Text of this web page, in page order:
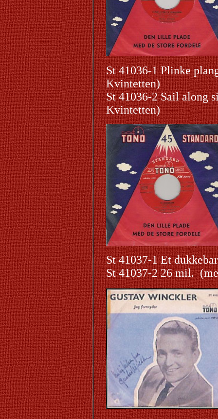
St 41036-1 Plinke
Kvintetten)
St 41036-2Sail along
Kvintetten)
St 41037-1 Et
St 41037-2 26 mil.